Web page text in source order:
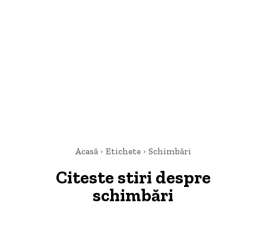
Acasă Etichete Schimbări
Citeste stiri despre
schimbări